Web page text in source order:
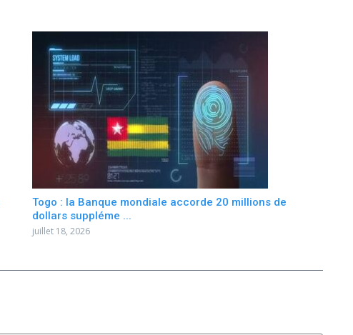
Togo : la Banque mondiale accorde 20 millions de
dollars suppléme ...
juillet 18, 2026